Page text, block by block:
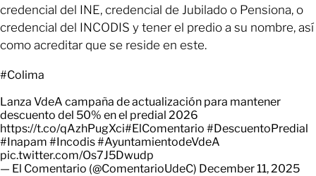
credencial del INE, credencial de Jubilado o Pensiona, o
credencial del INCODIS y tener el predio a su nombre, así
como acreditar que se reside en este.
#Colima
Lanza VdeA campaña de actualización para mantener
descuento del 50% en el predial 2026
https://t.co/qAzhPugXci#ElComentario #DescuentoPredial
#Inapam #Incodis#AyuntamientodeVdeA
pic.twitter.com/Os7J5Dwudp
— El Comentario (@ComentarioUdeC) December 11, 2025